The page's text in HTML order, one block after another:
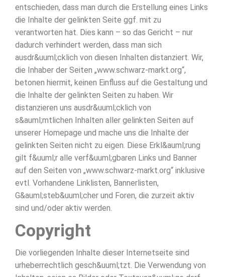
entschieden, dass man durch die Erstellung eines Links
die Inhalte der gelinkten Seite ggf. mit zu
verantworten hat. Dies kann – so das Gericht – nur
dadurch verhindert werden, dass man sich
ausdr&uuml;cklich von diesen Inhalten distanziert. Wir,
die Inhaber der Seiten „www.schwarz-markt.org“,
betonen hiermit, keinen Einfluss auf die Gestaltung und
die Inhalte der gelinkten Seiten zu haben. Wir
distanzieren uns ausdr&uuml;cklich von
s&auml;mtlichen Inhalten aller gelinkten Seiten auf
unserer Homepage und mache uns die Inhalte der
gelinkten Seiten nicht zu eigen. Diese Erkl&auml;rung
gilt f&uuml;r alle verf&uuml;gbaren Links und Banner
auf den Seiten von „www.schwarz-markt.org“ inklusive
evtl. Vorhandene Linklisten, Bannerlisten,
G&auml;steb&uuml;cher und Foren, die zurzeit aktiv
sind und/oder aktiv werden.
Copyright
Die vorliegenden Inhalte dieser Internetseite sind
urheberrechtlich gesch&uuml;tzt. Die Verwendung von